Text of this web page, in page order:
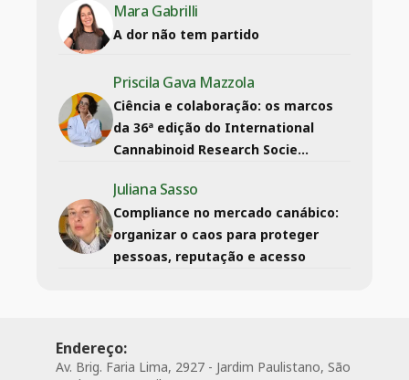
Mara Gabrilli
A dor não tem partido
Priscila Gava Mazzola
Ciência e colaboração: os marcos
da 36ª edição do International
Cannabinoid Research Socie...
Juliana Sasso
Compliance no mercado canábico:
organizar o caos para proteger
pessoas, reputação e acesso
Endereço:
Av. Brig. Faria Lima, 2927 - Jardim Paulistano, São